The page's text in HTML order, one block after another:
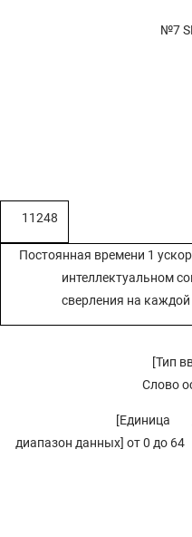
№7
11248
Постоянная времени 1
интеллектуальном
сверления на каждой
[Тип
Слово
[Единица
диапазон данных] от 0 до 64